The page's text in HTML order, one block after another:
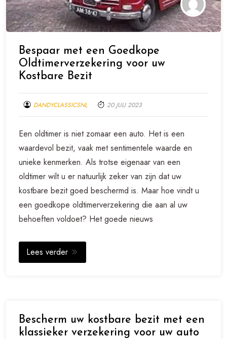
Bespaar met een Goedkope
Oldtimerverzekering voor uw
Kostbare Bezit
DANDYCLASSICSNL 20 JULI 2023
Een oldtimer is niet zomaar een auto. Het is een
waardevol bezit, vaak met sentimentele waarde en
unieke kenmerken. Als trotse eigenaar van een
oldtimer wilt u er natuurlijk zeker van zijn dat uw
kostbare bezit goed beschermd is. Maar hoe vindt u
een goedkope oldtimerverzekering die aan al uw
behoeften voldoet? Het goede nieuws
Lees verder
Bescherm uw kostbare bezit met een
klassieker verzekering voor uw auto